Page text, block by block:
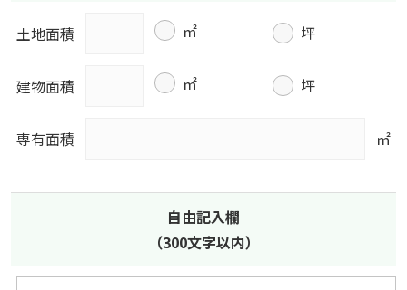
土地面積 ㎡ 坪
建物面積 ㎡ 坪
専有面積 ㎡
自由記入欄
（300文字以内）